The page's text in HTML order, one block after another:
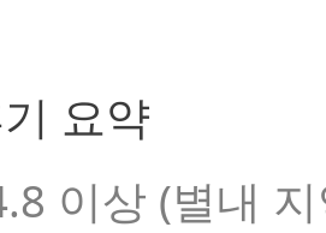
요약
이상 (별내